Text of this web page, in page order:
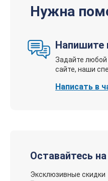
Труборез dszh хороший
хороший острый
Дмитрий
Комментарий
Нужна
Напишите
Задайте
сайте, наши
Написать в
Оставайтесь
Эксклюзивные скидки